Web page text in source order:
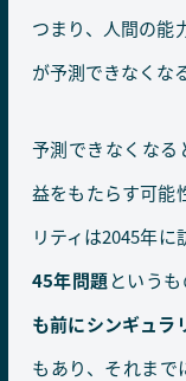
つまり、人間の能
が予測できなくな
予測できなくなる
益をもたらす可能
リティは2045年に
45年問題という
も前にシンギュラ
もあり、それまで